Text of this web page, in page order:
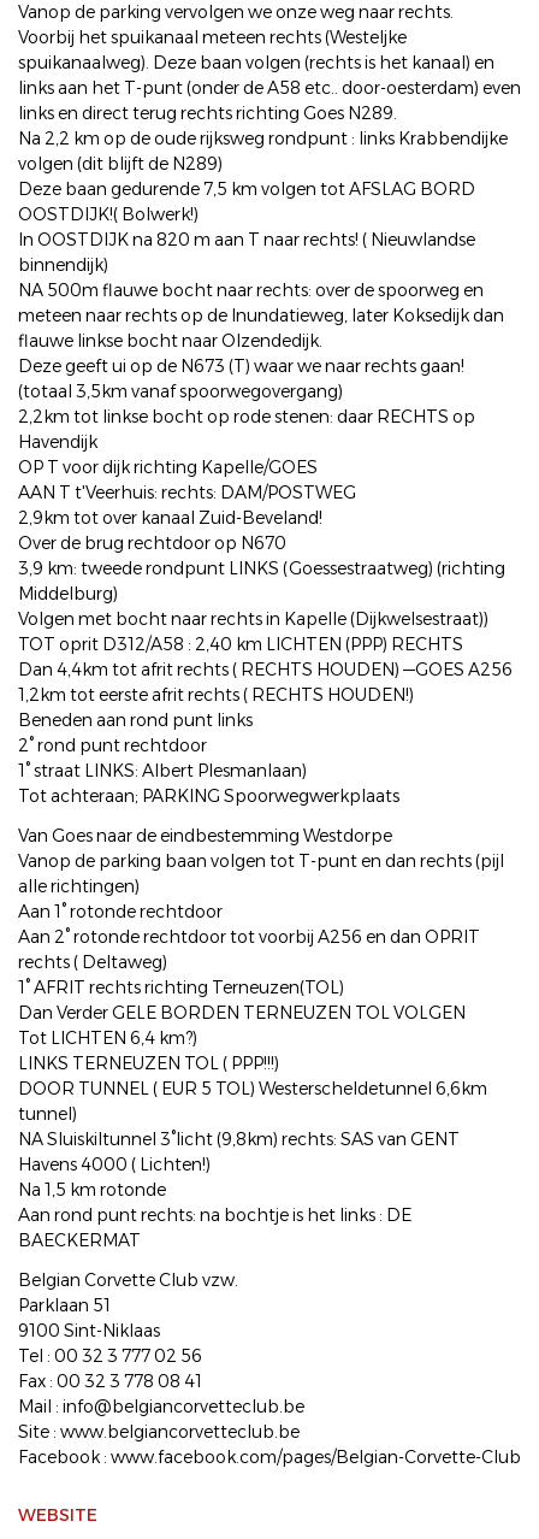
Vanop de parking vervolgen we onze weg naar rechts.
Voorbij het spuikanaal meteen rechts (Westeljke
spuikanaalweg). Deze baan volgen (rechts is het kanaal) en
links aan het T-punt (onder de A58 etc.. door-oesterdam) even
links en direct terug rechts richting Goes N289.
Na 2,2 km op de oude rijksweg rondpunt : links Krabbendijke
volgen (dit blijft de N289)
Deze baan gedurende 7,5 km volgen tot AFSLAG BORD
OOSTDIJK!( Bolwerk!)
In OOSTDIJK na 820 m aan T naar rechts! ( Nieuwlandse
binnendijk)
NA 500m flauwe bocht naar rechts: over de spoorweg en
meteen naar rechts op de Inundatieweg, later Koksedijk dan
flauwe linkse bocht naar Olzendedijk.
Deze geeft ui op de N673 (T) waar we naar rechts gaan!
(totaal 3,5km vanaf spoorwegovergang)
2,2km tot linkse bocht op rode stenen: daar RECHTS op
Havendijk
OP T voor dijk richting Kapelle/GOES
AAN T t'Veerhuis: rechts: DAM/POSTWEG
2,9km tot over kanaal Zuid-Beveland!
Over de brug rechtdoor op N670
3,9 km: tweede rondpunt LINKS (Goessestraatweg) (richting
Middelburg)
Volgen met bocht naar rechts in Kapelle (Dijkwelsestraat))
TOT oprit D312/A58 : 2,40 km LICHTEN (PPP) RECHTS
Dan 4,4km tot afrit rechts ( RECHTS HOUDEN) —GOES A256
1,2km tot eerste afrit rechts ( RECHTS HOUDEN!)
Beneden aan rond punt links
2° rond punt rechtdoor
1° straat LINKS: Albert Plesmanlaan)
Tot achteraan; PARKING Spoorwegwerkplaats
Van Goes naar de eindbestemming Westdorpe
Vanop de parking baan volgen tot T-punt en dan rechts (pijl
alle richtingen)
Aan 1° rotonde rechtdoor
Aan 2° rotonde rechtdoor tot voorbij A256 en dan OPRIT
rechts ( Deltaweg)
1° AFRIT rechts richting Terneuzen(TOL)
Dan Verder GELE BORDEN TERNEUZEN TOL VOLGEN
Tot LICHTEN 6,4 km?)
LINKS TERNEUZEN TOL ( PPP!!!)
DOOR TUNNEL ( EUR 5 TOL) Westerscheldetunnel 6,6km
tunnel)
NA Sluiskiltunnel 3°licht (9,8km) rechts: SAS van GENT
Havens 4000 ( Lichten!)
Na 1,5 km rotonde
Aan rond punt rechts: na bochtje is het links : DE
BAECKERMAT
Belgian Corvette Club vzw.
Parklaan 51
9100 Sint-Niklaas
Tel : 00 32 3 777 02 56
Fax : 00 32 3 778 08 41
Mail : info@belgiancorvetteclub.be
Site : www.belgiancorvetteclub.be
Facebook : www.facebook.com/pages/Belgian-Corvette-Club
WEBSITE